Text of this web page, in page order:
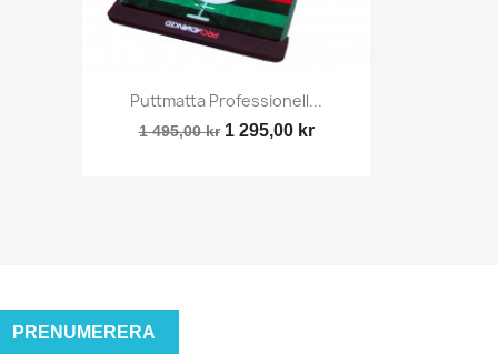
Snabbvy
Puttmatta Professionell...
1 495,00 kr 1 295,00 kr